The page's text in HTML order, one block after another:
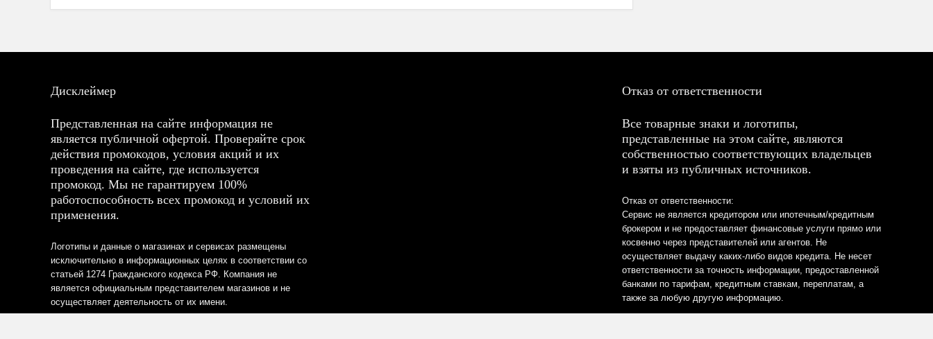
Дисклеймер
Представленная на сайте информация не
является публичной офертой. Проверяйте срок
действия промокодов, условия акций и их
проведения на сайте, где используется
промокод. Мы не гарантируем 100%
работоспособность всех промокод и условий их
применения.
Логотипы и данные о магазинах и сервисах размещены
исключительно в информационных целях в соответствии со
статьей 1274 Гражданского кодекса РФ. Компания не
является официальным представителем магазинов и не
осуществляет деятельность от их имени.
Отказ от ответственности
Все товарные знаки и логотипы,
представленные на этом сайте, являются
собственностью соответствующих владельцев
и взяты из публичных источников.
Отказ от ответственности:
Сервис не является кредитором или ипотечным/кредитным
брокером и не предоставляет финансовые услуги прямо или
косвенно через представителей или агентов. Не
осуществляет выдачу каких-либо видов кредита. Не несет
ответственности за точность информации, предоставленной
банками по тарифам, кредитным ставкам, переплатам, а
также за любую другую информацию.